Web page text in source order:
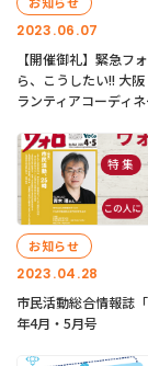
2023.06.07
【開催御礼】緊急フ
ら、こうしたい!! 大
ランティアコーディネ
2023.04.28
お知らせ
市民活動総合情報誌
年4月・5月号